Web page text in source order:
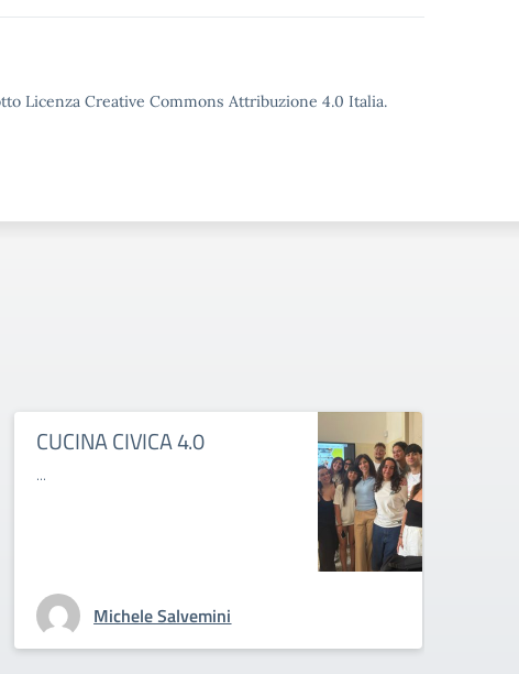
Licenza Creative Commons Attribuzione 4.0 Italia.
CUCINA CIVICA 4.0
...
Michele Salvemini